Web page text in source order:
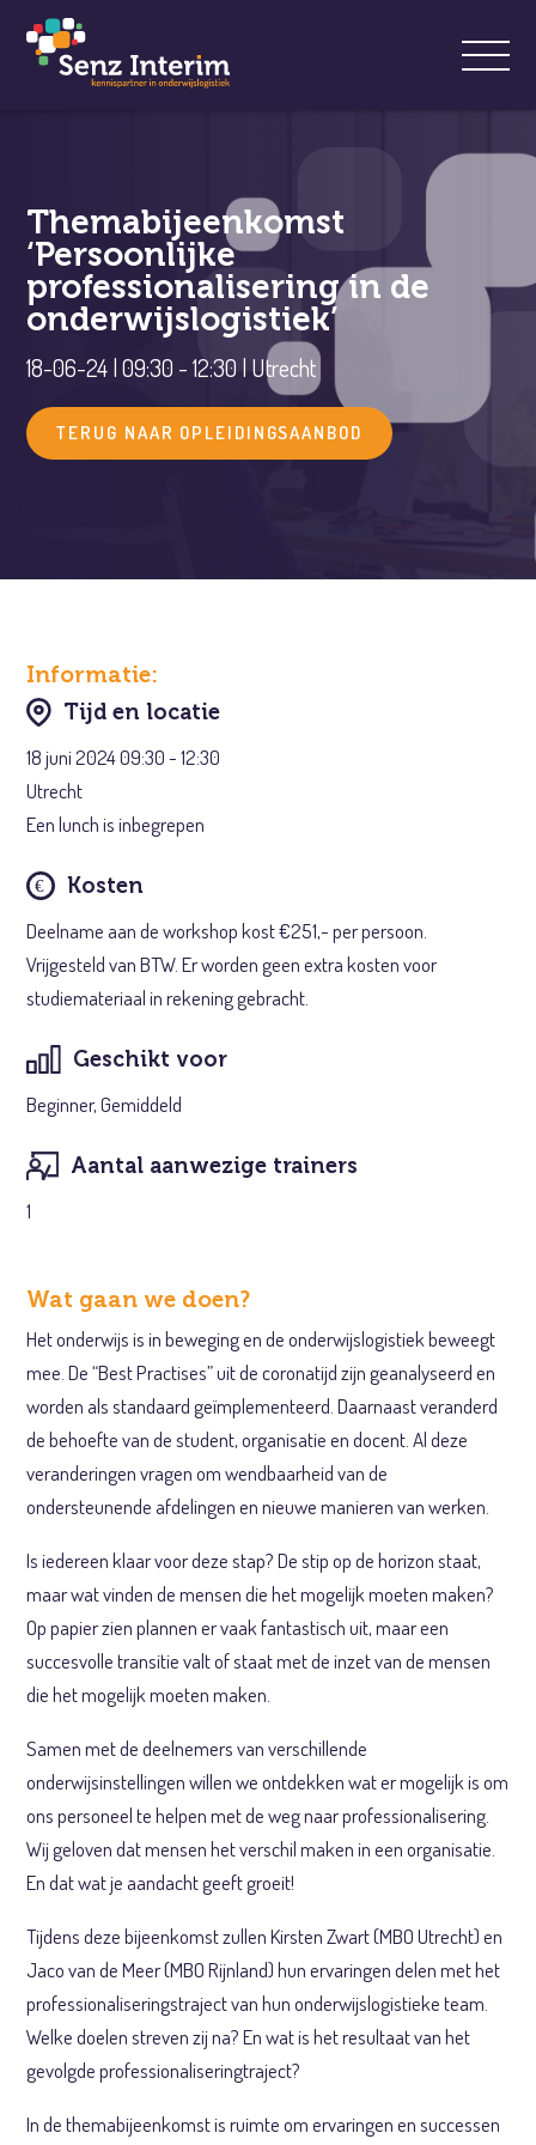
Themabijeenkomst
‘Persoonlijke
professionalisering in de
onderwijslogistiek’
18-06-24 | 09:30 - 12:30 | Utrecht
TERUG NAAR OPLEIDINGSAANBOD
Informatie:
Tijd en locatie
18 juni 2024 09:30 - 12:30
Utrecht
Een lunch is inbegrepen
Kosten
Deelname aan de workshop kost €251,- per persoon.
Vrijgesteld van BTW. Er worden geen extra kosten voor
studiemateriaal in rekening gebracht.
Geschikt voor
Beginner, Gemiddeld
Aantal aanwezige trainers
1
Wat gaan we doen?
Het onderwijs is in beweging en de onderwijslogistiek beweegt
mee. De “Best Practises” uit de coronatijd zijn geanalyseerd en
worden als standaard geïmplementeerd. Daarnaast veranderd
de behoefte van de student, organisatie en docent. Al deze
veranderingen vragen om wendbaarheid van de
ondersteunende afdelingen en nieuwe manieren van werken.
Is iedereen klaar voor deze stap? De stip op de horizon staat,
maar wat vinden de mensen die het mogelijk moeten maken?
Op papier zien plannen er vaak fantastisch uit, maar een
succesvolle transitie valt of staat met de inzet van de mensen
die het mogelijk moeten maken.
Samen met de deelnemers van verschillende
onderwijsinstellingen willen we ontdekken wat er mogelijk is om
ons personeel te helpen met de weg naar professionalisering.
Wij geloven dat mensen het verschil maken in een organisatie.
En dat wat je aandacht geeft groeit!
Tijdens deze bijeenkomst zullen Kirsten Zwart (MBO Utrecht) en
Jaco van de Meer (MBO Rijnland) hun ervaringen delen met het
professionaliseringstraject van hun onderwijslogistieke team.
Welke doelen streven zij na? En wat is het resultaat van het
gevolgde professionaliseringtraject?
In de themabijeenkomst is ruimte om ervaringen en successen